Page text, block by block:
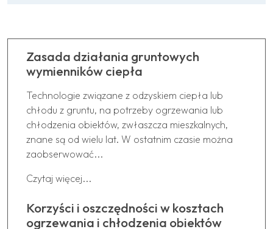
Zasada działania gruntowych
wymienników ciepła
Technologie związane z odzyskiem ciepła lub
chłodu z gruntu, na potrzeby ogrzewania lub
chłodzenia obiektów, zwłaszcza mieszkalnych,
znane są od wielu lat. W ostatnim czasie można
zaobserwować...
Czytaj więcej...
Korzyści i oszczędności w kosztach
ogrzewania i chłodzenia obiektów